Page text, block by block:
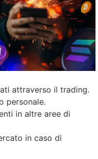
attraverso il trading.
personale.
in altre aree di
in caso di